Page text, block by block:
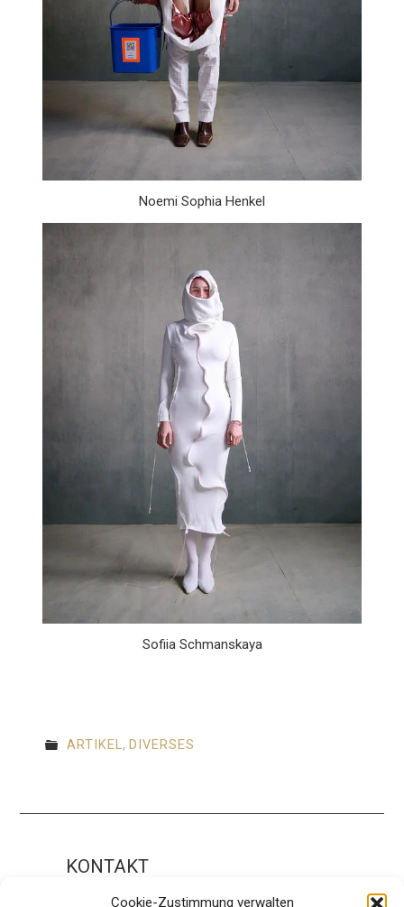
Cookie-Zustimmung verwalten
Noemi Sophia Henkel
Sofiia Schmanskaya
ARTIKEL, DIVERSES
KONTAKT
Impressum